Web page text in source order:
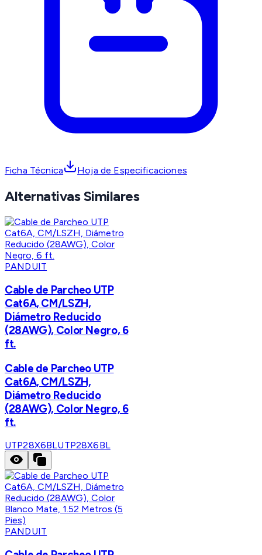
Ficha Técnica Hoja de Especificaciones
Alternativas Similares
PANDUIT
Cable de Parcheo UTP
Cat6A, CM/LSZH,
Diámetro Reducido
(28AWG), Color Negro, 6
ft.
Cable de Parcheo UTP
Cat6A, CM/LSZH,
Diámetro Reducido
(28AWG), Color Negro, 6
ft.
UTP28X6BLUTP28X6BL
PANDUIT